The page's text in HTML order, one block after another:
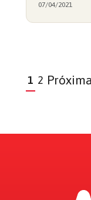
07/04/2021
1 2